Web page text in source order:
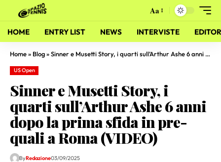
Aa
HOME ENTRY LIST NEWS INTERVISTE
Home» Blog»Sinner e Musetti Story, i quarti sull’Arthur Ashe 6 anni dopo la prima sfida in pre-quali a Roma (VIDEO)
US Open
Sinner e Musetti Story, i
quarti sull’Arthur Ashe 6 anni
dopo la prima sfida in pre-
quali a Roma (VIDEO)
ByRedazione03/09/2025